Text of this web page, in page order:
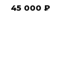
45 000 ₽